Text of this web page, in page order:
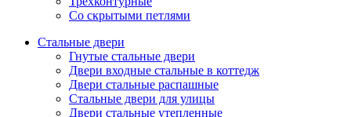
Со скрытыми петлями
Стальные двери
Гнутые стальные двери
Двери входные стальные в коттедж
Двери стальные распашные
Стальные двери для улицы
Двери стальные утепленные